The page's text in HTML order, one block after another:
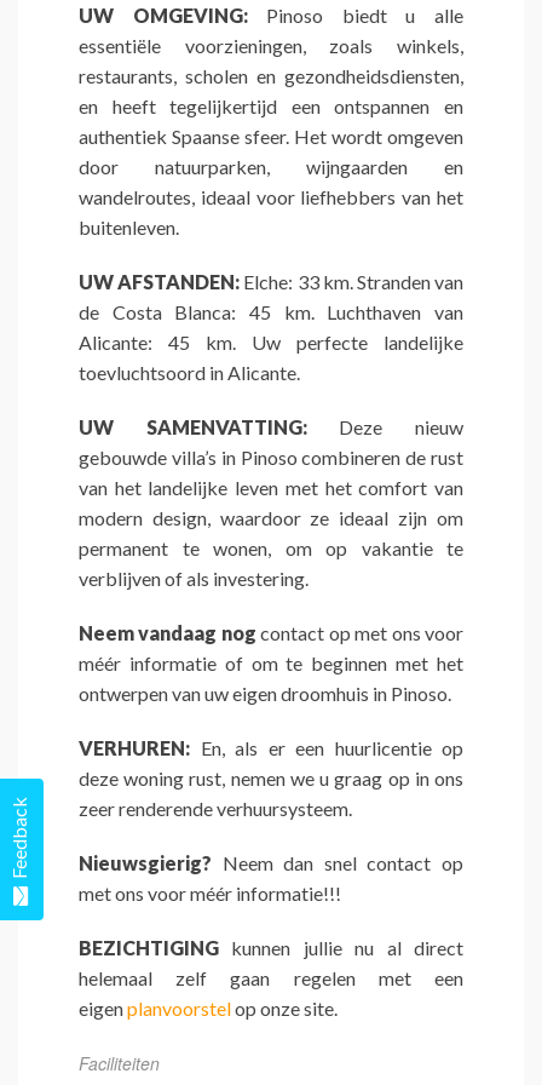
UW OMGEVING:Pinoso biedt u alle
essentiële voorzieningen, zoals winkels,
restaurants, scholen en gezondheidsdiensten,
en heeft tegelijkertijd een ontspannen en
authentiek Spaanse sfeer. Het wordt omgeven
door natuurparken, wijngaarden en
wandelroutes, ideaal voor liefhebbers van het
buitenleven.
UW AFSTANDEN: Elche: 33 km. Stranden van
de Costa Blanca: 45 km. Luchthaven van
Alicante: 45 km. Uw perfecte landelijke
toevluchtsoord in Alicante.
UW SAMENVATTING:Deze nieuw
gebouwde villa’s in Pinoso combineren de rust
van het landelijke leven met het comfort van
modern design, waardoor ze ideaal zijn om
permanent te wonen, om op vakantie te
verblijven of als investering.
Neem vandaag nog contact op met ons voor
méér informatie of om te beginnen met het
ontwerpen van uw eigen droomhuis in Pinoso.
VERHUREN: En, als er een huurlicentie op
deze woning rust, nemen we u graag op in ons
zeer renderende verhuursysteem.
Nieuwsgierig? Neem dan snel contact op
met ons voor méér informatie!!!
BEZICHTIGING kunnen jullie nu al direct
helemaal zelf gaan regelen met een
eigenplanvoorstelop onze site.
Faciliteiten
Feedback